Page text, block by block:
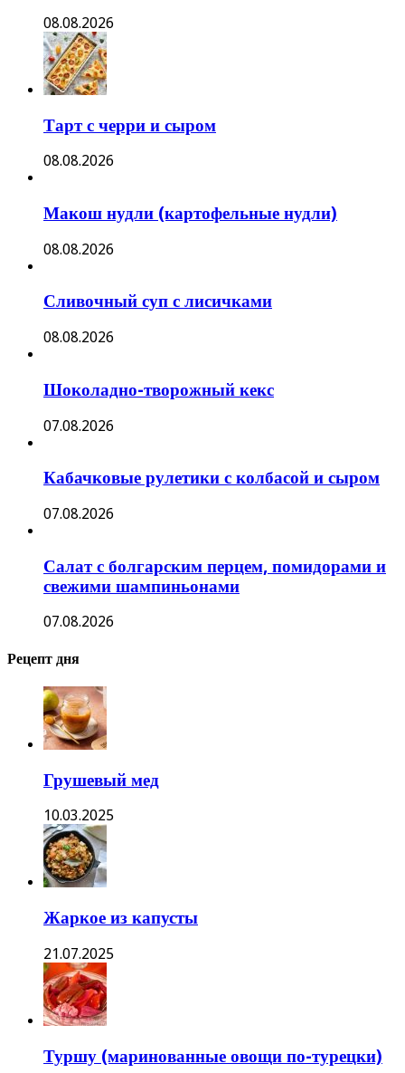
08.08.2026
Тарт с черри и сыром
08.08.2026
Макош нудли (картофельные нудли)
08.08.2026
Сливочный суп с лисичками
08.08.2026
Шоколадно-творожный кекс
07.08.2026
Кабачковые рулетики с колбасой и сыром
07.08.2026
Салат с болгарским перцем, помидорами и
свежими шампиньонами
07.08.2026
Рецепт дня
Грушевый мед
10.03.2025
Жаркое из капусты
21.07.2025
Туршу (маринованные овощи по-турецки)